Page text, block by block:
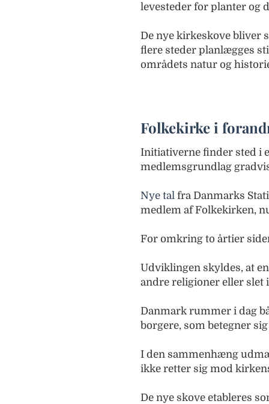
levesteder for planter og
De nye kirkeskove bliver
flere steder planlægges
områdets natur og
Folkekirke i
Initiativerne finder sted i
medlemsgrundlag
Nye talfra Danmarks
medlem af Folkekirken,
For omkring to årtier
Udviklingen skyldes, at
andre religioner eller
Danmark rummer i dag
borgere, som betegner
I den sammenhæng
ikke retter sig mod
De nye skove etableres